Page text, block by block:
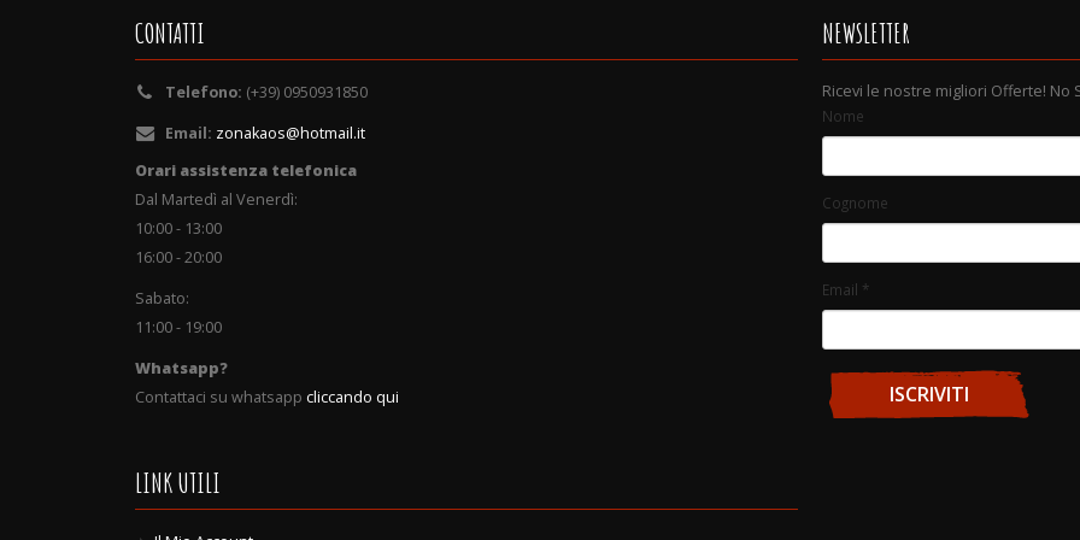
CONTATTI
Telefono: (+39) 0950931850
Email: zonakaos@hotmail.it
Orari assistenza telefonica
Dal Martedì al Venerdì:
10:00 - 13:00
16:00 - 20:00
Sabato:
11:00 - 19:00
Whatsapp?
Contattaci su whatsapp cliccando qui
LINK UTILI
NEWSLETTER
Ricevi le nostre migliori Offerte! No
Nome
Cognome
Email *